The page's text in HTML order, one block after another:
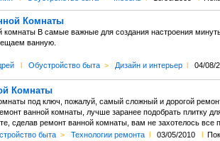
Комнаты
комнаты В самые важные для создания настроения
ванную.
l Обустройство быта > Дизайн и интерьер l 04/08/
Комнаты
под ключ, пожалуй, самый сложный и дорогой
ванной комнаты, лучше заранее подобрать плитку
сделав ремонт ванной комнаты, вам не захотелось все
быта > Технологии ремонта l 03/05/2010 l